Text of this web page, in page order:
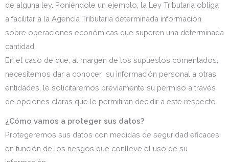
de alguna ley. Poniéndole un ejemplo, la Ley Tributaria obliga
a facilitar a la Agencia Tributaria determinada información
sobre operaciones económicas que superen una determinada
cantidad.
En el caso de que, al margen de los supuestos comentados,
necesitemos dar a conocer su información personal a otras
entidades, le solicitaremos previamente su permiso a través
de opciones claras que le permitirán decidir a este respecto.
¿Cómo vamos a proteger sus datos?
Protegeremos sus datos con medidas de seguridad eficaces
en función de los riesgos que conlleve el uso de su